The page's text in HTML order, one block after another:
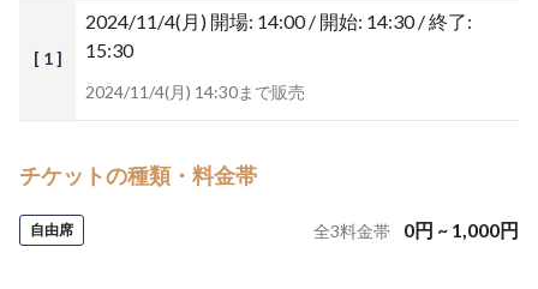
[ 1 ]
2024/11/4(月) 開場: 14:00 / 開始: 14:30 / 終了:
15:30
2024/11/4(月) 14:30まで販売
チケットの種類・料金帯
自由席 全3料金帯 0円 ~ 1,000円